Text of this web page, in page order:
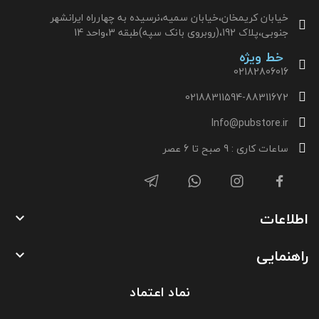
خیابان کریمخان،خیابان سمیه،نرسیده به چهارراه ایرانشهر
جنوبی،پلاک 192،(روبروی بانک سپه)طبقه 3،واحد 14
خط ویژه
02182806016
02188311594-88311672
Info@pubstore.ir
ساعات کاری : 9 صبح تا 6 عصر
اطلاعات 
راهنمایی 
نماد اعتماد